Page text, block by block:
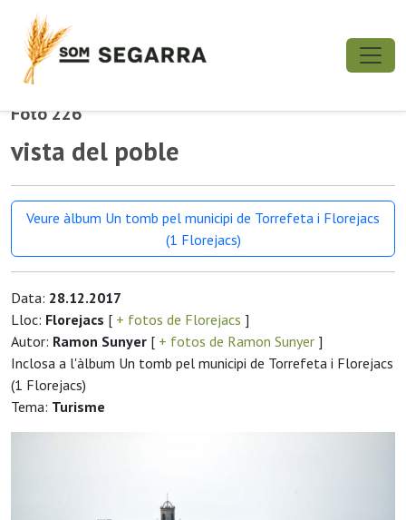
Foto 226
vista del poble
Veure àlbum Un tomb pel municipi de Torrefeta i Florejacs
(1 Florejacs)
Data: 28.12.2017
Lloc: Florejacs [ + fotos de Florejacs ]
Autor: Ramon Sunyer [ + fotos de Ramon Sunyer ]
Inclosa a l'àlbum Un tomb pel municipi de Torrefeta i Florejacs
(1 Florejacs)
Tema: Turisme